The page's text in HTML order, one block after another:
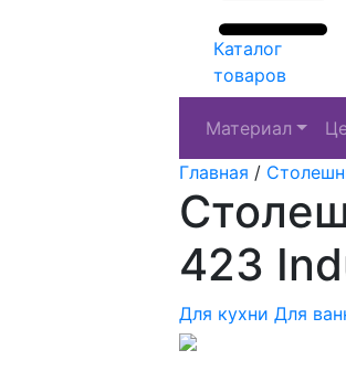
Каталог
товаров
Материал
Главная /
423
Для кухни Для